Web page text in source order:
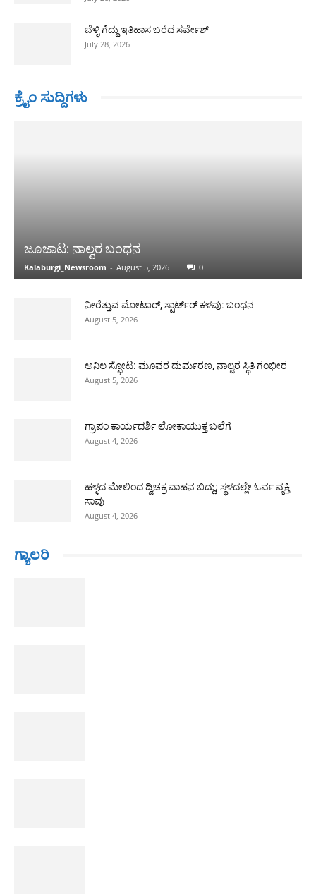
ಬೆಳ್ಳಿ ಗೆದ್ದು ಇತಿಹಾಸ ಬರೆದ ಸರ್ವೇಶ್
July 28, 2026
ಕ್ರೈಂ ಸುದ್ದಿಗಳು
ಜೂಜಾಟ: ನಾಲ್ವರ ಬಂಧನ
Kalaburgi_Newsroom - August 5, 2026 0
ನೀರೆತ್ತುವ ಮೋಟಾರ್, ಸ್ಟಾರ್ಟ್‍ರ್ ಕಳವು: ಬಂಧನ
August 5, 2026
ಅನಿಲ ಸ್ಫೋಟ: ಮೂವರ ದುರ್ಮರಣ, ನಾಲ್ವರ ಸ್ಥಿತಿ ಗಂಭೀರ
August 5, 2026
ಗ್ರಾಪಂ ಕಾರ್ಯದರ್ಶಿ ಲೋಕಾಯುಕ್ತ ಬಲೆಗೆ
August 4, 2026
ಹಳ್ಳದ ಮೇಲಿಂದ ದ್ವಿಚಕ್ರ ವಾಹನ ಬಿದ್ದು; ಸ್ಥಳದಲ್ಲೇ ಓರ್ವ ವ್ಯಕ್ತಿ
ಸಾವು
August 4, 2026
ಗ್ಯಾಲರಿ